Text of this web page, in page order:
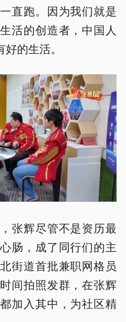
直跑。因为我们就是
活的创造者，中国人
的生活。
张辉尽管不是资历最
肠，成了同行们的主
街道首批兼职网格员
间拍照发群，在张辉
加入其中，为社区精